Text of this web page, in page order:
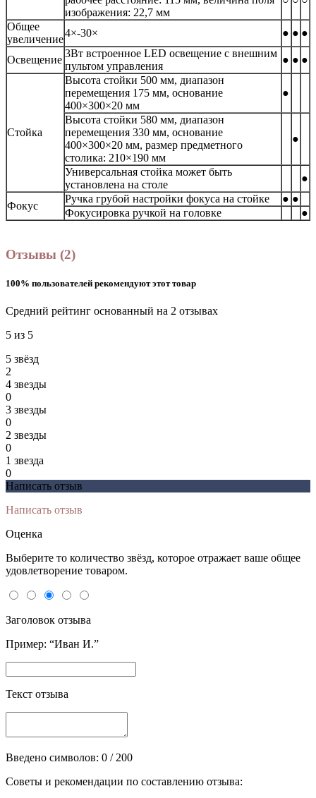
изображения: 22,7 мм
Общее
увеличение
4×-30× ● ● ●
Освещение
3Вт встроенное LED освещение с внешним
пультом управления
● ● ●
Стойка
Высота стойки 500 мм, диапазон
перемещения 175 мм, основание
400×300×20 мм
●
Высота стойки 580 мм, диапазон
перемещения 330 мм, основание
400×300×20 мм, размер предметного
столика: 210×190 мм
●
Универсальная стойка может быть
установлена на столе
●
Фокус
Ручка грубой настройки фокуса на стойке ● ●
Фокусировка ручкой на головке
●
Отзывы (2)
100% пользователей рекомендуют этот товар
Средний рейтинг основанный на 2 отзывах
5 из 5
5 звёзд
2
4 звeзды
0
3 звeзды
0
2 звeзды
0
1 звeзда
0
Написать отзыв
Написать отзыв
Оценка
Выберите то количество звёзд, которое отражает ваше общее
удовлетворение товаром.
Заголовок отзыва
Пример: “Иван И.”
Текст отзыва
Введено символов: 0 / 200
Советы и рекомендации по составлению отзыва: